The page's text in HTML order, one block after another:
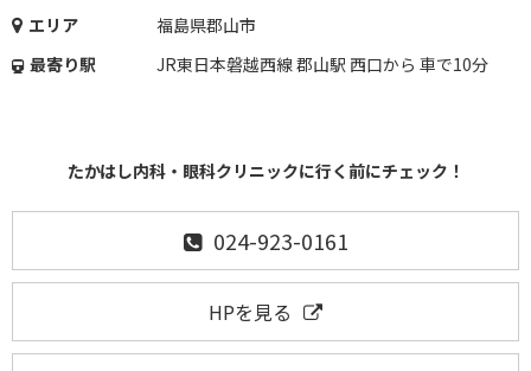
エリア
福島県郡山市
最寄り駅
JR東日本磐越西線 郡山駅 西口から 車で10分
たかはし内科・眼科クリニックに行く前にチェック！
024-923-0161
HPを見る